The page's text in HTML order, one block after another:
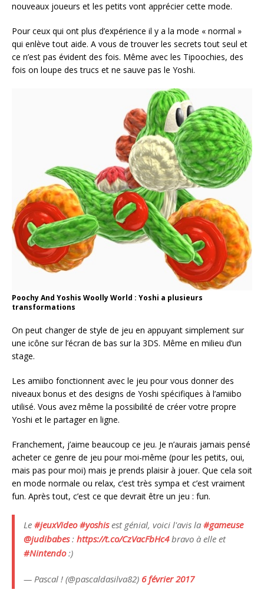
nouveaux joueurs et les petits vont apprécier cette mode.
Pour ceux qui ont plus d’expérience il y a la mode « normal »
qui enlève tout aide. A vous de trouver les secrets tout seul et
ce n’est pas évident des fois. Même avec les Tipoochies, des
fois on loupe des trucs et ne sauve pas le Yoshi.
Poochy And Yoshis Woolly World : Yoshi a plusieurs
transformations
On peut changer de style de jeu en appuyant simplement sur
une icône sur l’écran de bas sur la 3DS. Même en milieu d’un
stage.
Les amiibo fonctionnent avec le jeu pour vous donner des
niveaux bonus et des designs de Yoshi spécifiques à l’amiibo
utilisé. Vous avez même la possibilité de créer votre propre
Yoshi et le partager en ligne.
Franchement, j’aime beaucoup ce jeu. Je n’aurais jamais pensé
acheter ce genre de jeu pour moi-même (pour les petits, oui,
mais pas pour moi) mais je prends plaisir à jouer. Que cela soit
en mode normale ou relax, c’est très sympa et c’est vraiment
fun. Après tout, c’est ce que devrait être un jeu : fun.
Le #jeuxVideo #yoshisest génial, voici l'avis la #gameuse
@judibabes: https://t.co/CzVacFbHc4bravo à elle et
#Nintendo:)
— Pascal ! (@pascaldasilva82) 6 février 2017